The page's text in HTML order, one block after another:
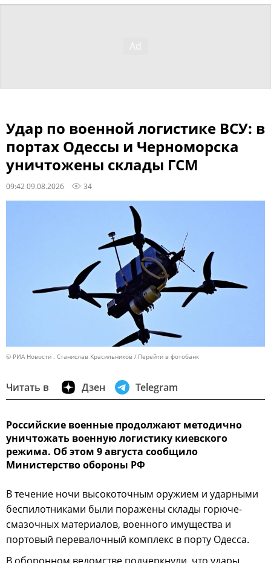
Удар по военной логистике ВСУ: в
портах Одессы и Черноморска
уничтожены склады ГСМ
09:42 09.08.2026 34
© РИА Новости . Станислав Красильников Перейти в фотобанк
Читать в Дзен Telegram
Российские военные продолжают методично
уничтожать военную логистику киевского
режима. Об этом 9 августа сообщило
Министерство обороны РФ
В течение ночи высокоточным оружием и ударными
беспилотниками были поражены склады горюче-
смазочных материалов, военного имущества и
портовый перевалочный комплекс в порту Одесса.